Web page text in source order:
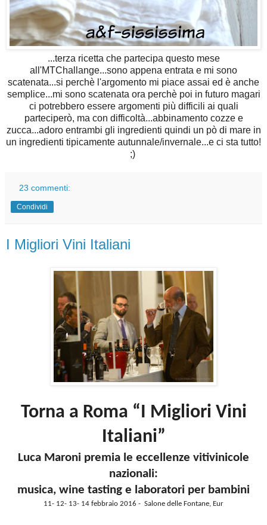
...terza ricetta che partecipa questo mese
all'MTChallange...sono appena entrata e mi sono
scatenata...si perchè l'argomento mi piace assai ed è anche
semplice...mi sono scatenata ora perchè poi in futuro magari
ci potrebbero essere argomenti più difficili ai quali
parteciperò, ma con difficoltà...abbinamento cozze e
zucca...adoro entrambi gli ingredienti quindi un pò di mare in
un ingredienti tipicamente autunnale/invernale...e ci sta tutto!
;)
23 commenti:
Condividi
I Migliori Vini Italiani
Torna a Roma “I Migliori Vini
Italiani”
Luca Maroni premia le eccellenze vitivinicole
nazionali:
musica, wine tasting e laboratori per bambini
11- 12- 13- 14 febbraio 2016 - Salone delle Fontane, Eur